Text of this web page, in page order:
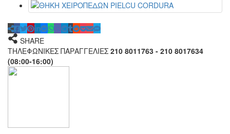
SHARE
ΤΗΛΕΦΩΝΙΚΕΣ ΠΑΡΑΓΓΕΛΙΕΣ 210 8011763 - 210 8017634
(08:00-16:00)